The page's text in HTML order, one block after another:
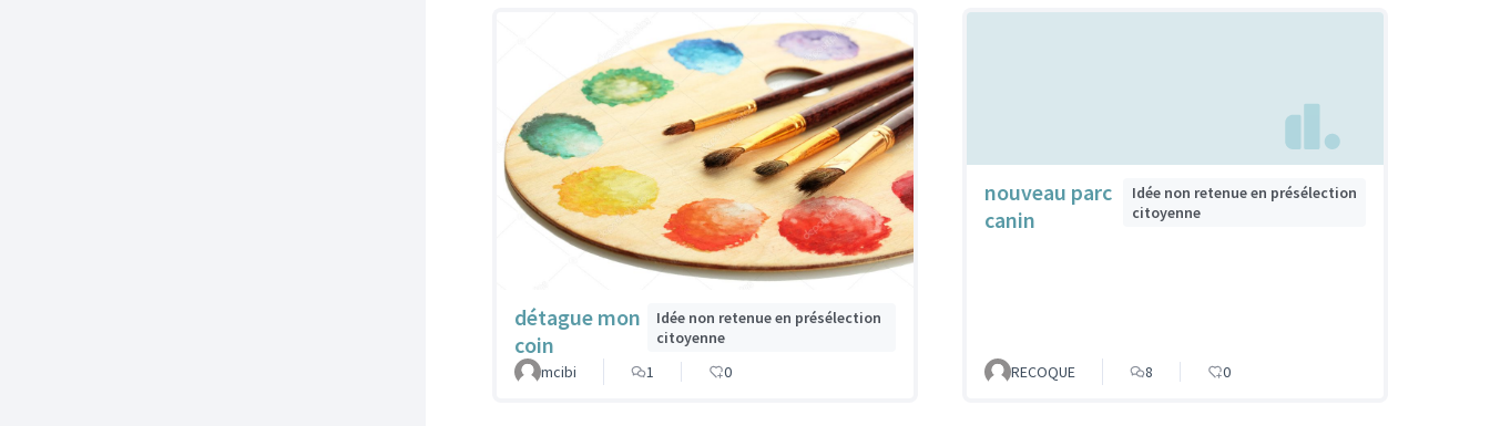
détague mon
coin
Idée non retenue en présélection
citoyenne
mcibi
1 0
nouveau parc
canin
Idée non retenue en présélection
citoyenne
RECOQUE 8 0